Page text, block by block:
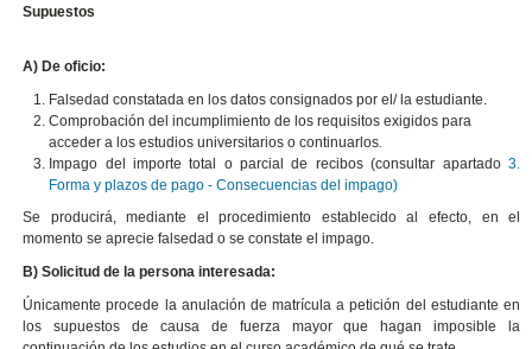
Supuestos
A) De oficio:
Falsedad constatada en los datos consignados por el/ la estudiante.
Comprobación del incumplimiento de los requisitos exigidos para
acceder a los estudios universitarios o continuarlos.
Impago del importe total o parcial de recibos (consultar apartado3.
Forma y plazos de pago - Consecuencias del impago)
Se producirá, mediante el procedimiento establecido al efecto, en el
momento se aprecie falsedad o se constate el impago.
B) Solicitud de la persona interesada:
Únicamente procede la anulación de matrícula a petición del estudiante en
los supuestos de causa de fuerza mayor que hagan imposible la